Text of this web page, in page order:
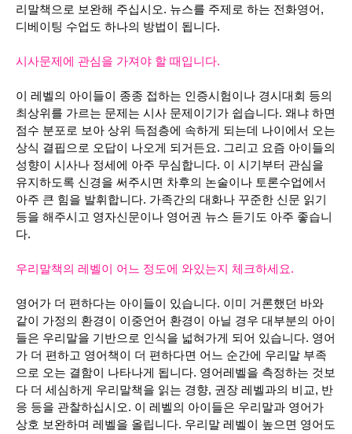
리말책으로 보완해 주십시오. 뉴스를 주제로 하는 전화영어,
디베이팅 수업도 하나의 방법이 됩니다.
시사문제에 관심을 가져야 할 때입니다.
이 레벨의 아이들이 종종 접하는 인증시험이나 경시대회 등의
최상위를 가르는 문제는 시사 문제이기가 쉽습니다. 왜냐 하면
점수 분포로 보아 상위 득점층에 속하게 되는데 나이에서 오는
상식 결핍으로 오답이 나오게 되거든요. 그리고 요즘 아이들의
성향이 시사나 정세에 아주 무심합니다. 이 시기부터 관심을
유지하도록 신경을 써주시면 차후의 논술이나 토론수업에서
아주 큰 힘을 발휘합니다. 가족간의 대화나 꾸준한 신문 읽기
등을 해주시고 영자신문이나 영어권 뉴스 듣기도 아주 좋습니
다.
우리말책의 레벨이 어느 정도에 와있는지 체크하세요.
영어가 더 편하다는 아이들이 있습니다. 이미 거론했던 바와
같이 가정의 환경이 이중언어 환경이 아닐 경우 대부분의 아이
들은 우리말을 기반으로 인식을 넓혀가게 되어 있습니다. 영어
가 더 편하고 영어책이 더 편하다면 어느 순간에 우리말 부족
으로 오는 결함이 나타나게 됩니다. 영어레벨을 측정하는 것보
다 더 세심하게 우리말책을 읽는 경향, 권장 레벨과의 비교, 반
응 등을 관찰하십시오. 이 레벨의 아이들은 우리말과 영어가
상호 보완하며 레벨을 올립니다. 우리말 레벨이 높으면 영어도